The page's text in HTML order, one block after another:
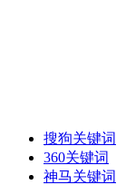
搜狗关键词
360关键词
神马关键词